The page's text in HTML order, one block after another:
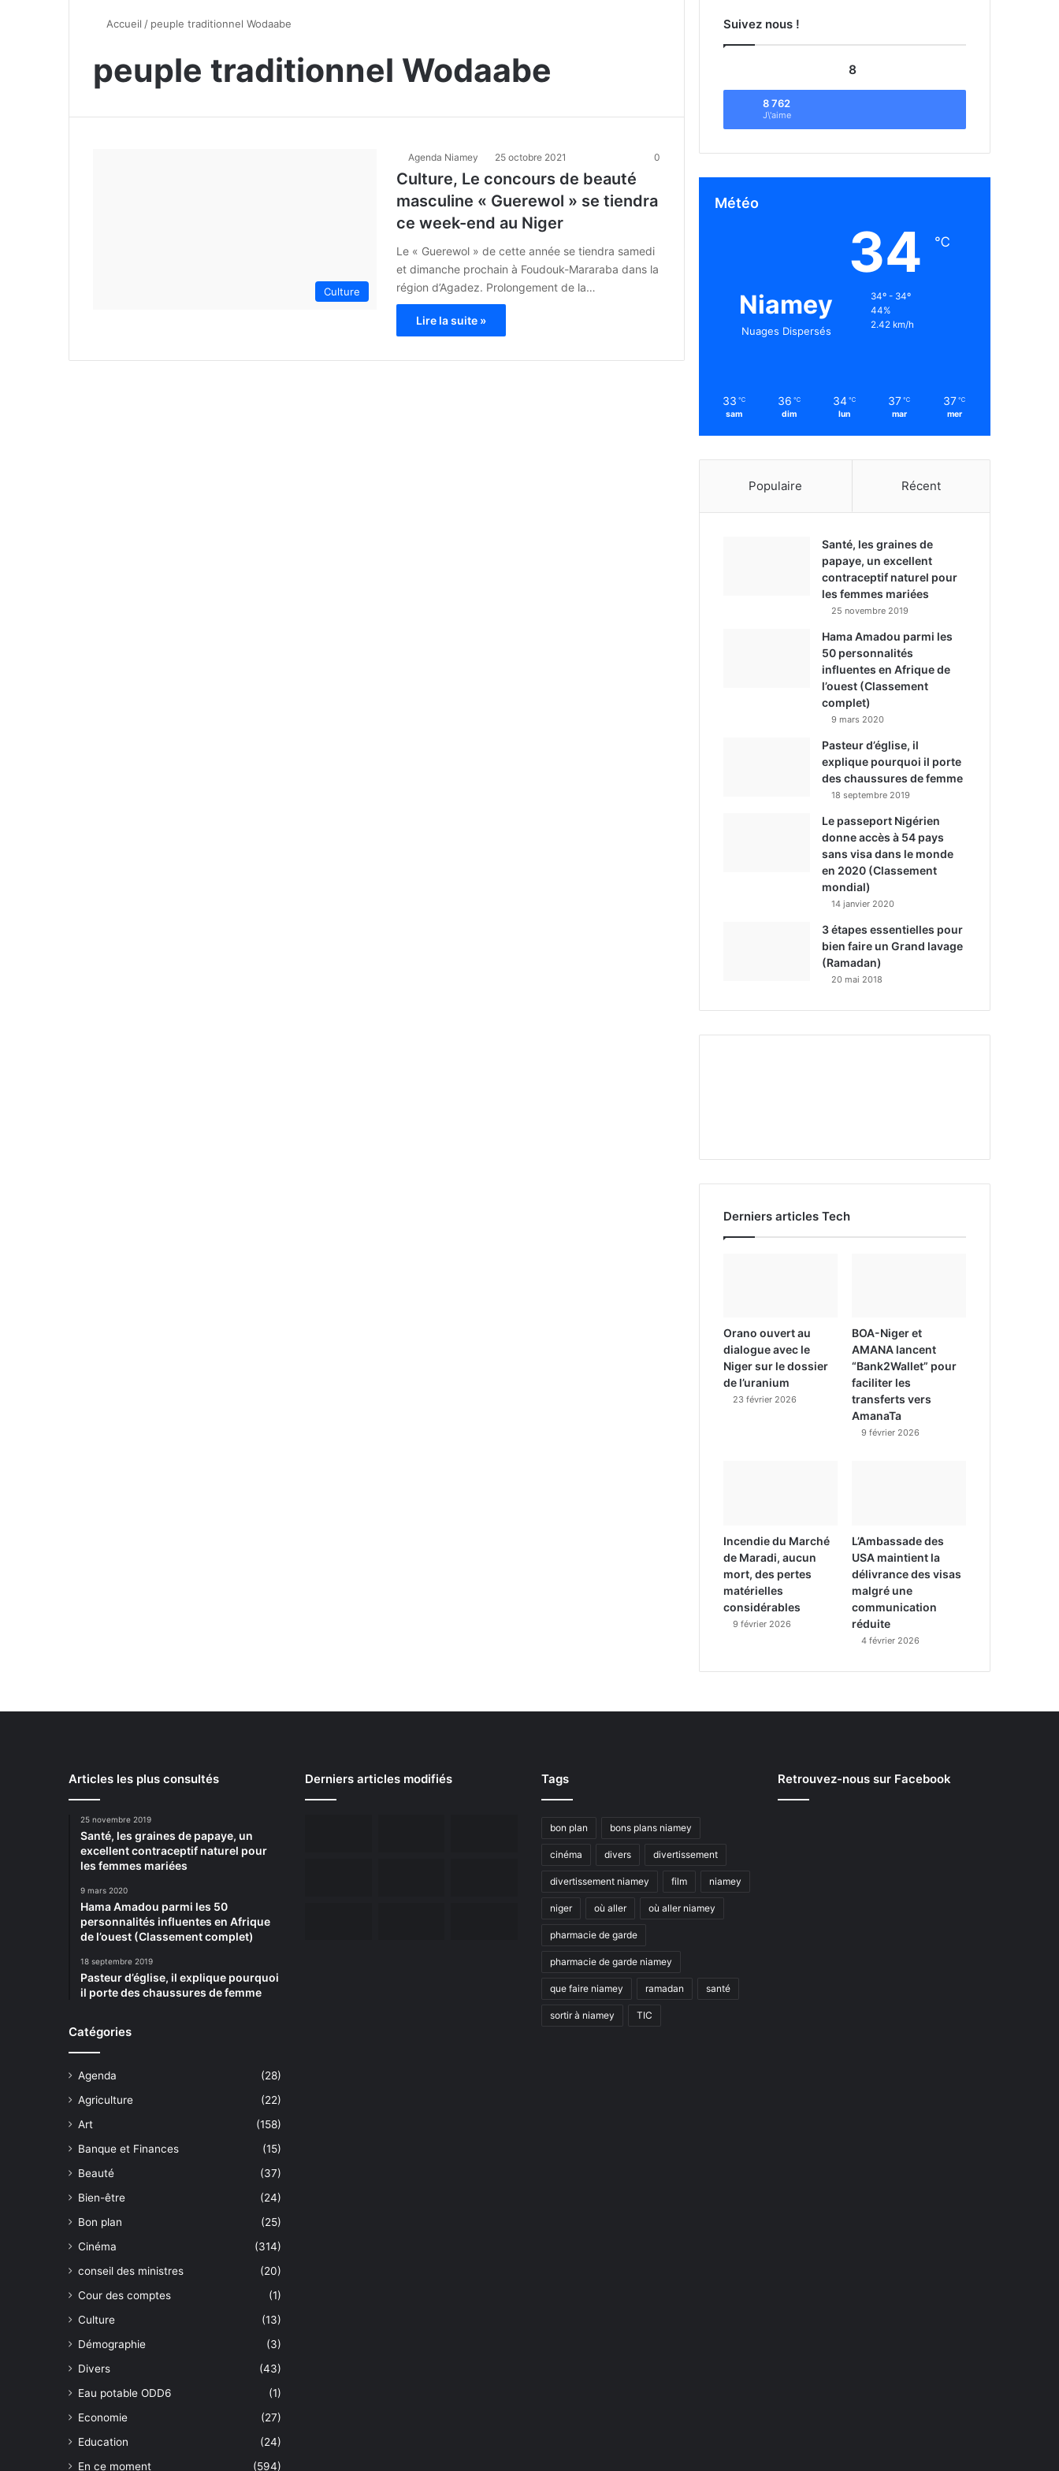
Accueil / peuple traditionnel Wodaabe
peuple traditionnel Wodaabe
Culture
Agenda Niamey 25 octobre 2021 0
Culture, Le concours de beauté
masculine « Guerewol » se tiendra
ce week-end au Niger
Le « Guerewol » de cette année se tiendra samedi
et dimanche prochain à Foudouk-Mararaba dans la
région d’Agadez. Prolongement de la…
Lire la suite »
Suivez nous !
8
8 762
J\'aime
Météo
Niamey
Nuages Dispersés
34 ℃
34º - 34º
44%
2.42 km/h
33 ℃
sam
36 ℃
dim
34 ℃
lun
37 ℃
mar
37 ℃
mer
Populaire Récent
Santé, les graines de
papaye, un excellent
contraceptif naturel pour
les femmes mariées
25 novembre 2019
Hama Amadou parmi les
50 personnalités
influentes en Afrique de
l’ouest (Classement
complet)
9 mars 2020
Pasteur d’église, il
explique pourquoi il porte
des chaussures de femme
18 septembre 2019
Le passeport Nigérien
donne accès à 54 pays
sans visa dans le monde
en 2020 (Classement
mondial)
14 janvier 2020
3 étapes essentielles pour
bien faire un Grand lavage
(Ramadan)
20 mai 2018
Derniers articles Tech
Orano ouvert au
dialogue avec le
Niger sur le dossier
de l’uranium
23 février 2026
BOA-Niger et
AMANA lancent
“Bank2Wallet” pour
faciliter les
transferts vers
AmanaTa
9 février 2026
Incendie du Marché
de Maradi, aucun
mort, des pertes
matérielles
considérables
9 février 2026
L’Ambassade des
USA maintient la
délivrance des visas
malgré une
communication
réduite
4 février 2026
Articles les plus consultés
25 novembre 2019
Santé, les graines de papaye, un
excellent contraceptif naturel pour
les femmes mariées
9 mars 2020
Hama Amadou parmi les 50
personnalités influentes en Afrique
de l’ouest (Classement complet)
18 septembre 2019
Pasteur d’église, il explique pourquoi
il porte des chaussures de femme
Catégories
Agenda
(28)
Agriculture
(22)
Art
(158)
Banque et Finances
(15)
Beauté
(37)
Bien-être
(24)
Bon plan
(25)
Cinéma
(314)
conseil des ministres
(20)
Cour des comptes
(1)
Culture
(13)
Démographie
(3)
Divers
(43)
Eau potable ODD6
(1)
Economie
(27)
Education
(24)
En ce moment
(594)
Derniers articles modifiés Tags
bon plan bons plans niamey
cinéma divers divertissement
divertissement niamey film niamey
niger où aller où aller niamey
pharmacie de garde
pharmacie de garde niamey
que faire niamey ramadan santé
sortir à niamey TIC
Retrouvez-nous sur Facebook